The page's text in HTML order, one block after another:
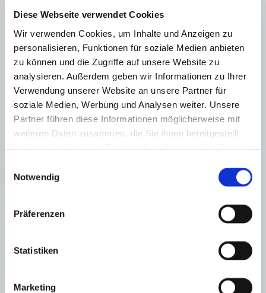
Diese Webseite verwendet Cookies
Wir verwenden Cookies, um Inhalte und Anzeigen zu
personalisieren, Funktionen für soziale Medien anbieten
zu können und die Zugriffe auf unsere Website zu
analysieren. Außerdem geben wir Informationen zu Ihrer
Verwendung unserer Website an unsere Partner für
soziale Medien, Werbung und Analysen weiter. Unsere
Partner führen diese Informationen möglicherweise mit
weiteren Daten zusammen, die Sie ihnen bereitgestellt
Notwendig
Präferenzen
Statistiken
Marketing
Entspannen und Genießen ein. Für sportliche oder gesellige
Bereich bereit.
Ein separates Nebengebäude mit Bad, das vielseitig genutzt werden
kann, bietet zusätzlichen Komfort und Flexibilität.
Zur Ausstattung gehören Zentralheizung und Klimaanlage, die
ganzjährig für ein angenehmes Wohnklima sorgen.
Außerdem verfügt die Finca über eine attraktive
Ferienvermietungslizenz.
gepflegt
Vermietlizenz
Energieeffizienz